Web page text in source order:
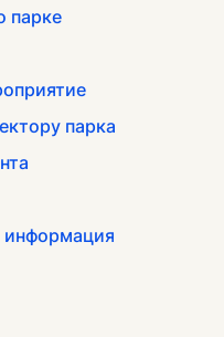
парке
парка